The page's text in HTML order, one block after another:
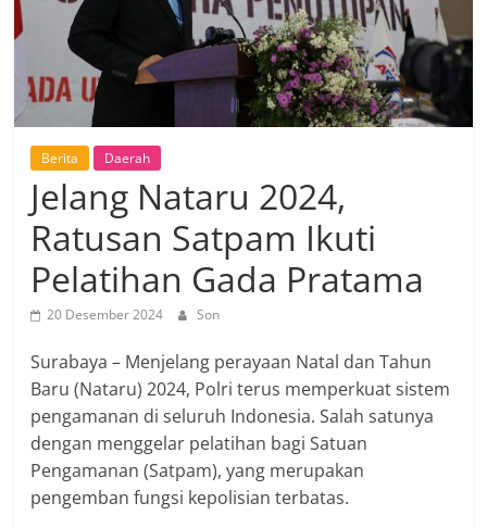
Berita Daerah
Jelang Nataru 2024,
Ratusan Satpam Ikuti
Pelatihan Gada Pratama
20 Desember 2024 Son
Surabaya – Menjelang perayaan Natal dan Tahun
Baru (Nataru) 2024, Polri terus memperkuat sistem
pengamanan di seluruh Indonesia. Salah satunya
dengan menggelar pelatihan bagi Satuan
Pengamanan (Satpam), yang merupakan
pengemban fungsi kepolisian terbatas.